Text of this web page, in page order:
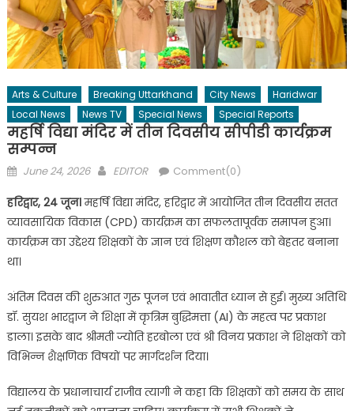
Arts & Culture Breaking Uttarkhand City News
Haridwar
Local News
News TV Special News Special Reports
महर्षि विद्या मंदिर में तीन दिवसीय सीपीडी कार्यक्रम
सम्पन्न
Posted
June 24, 2026 Author
EDITOR Comment(0)
हरिद्वार, 24 जून।महर्षि विद्या मंदिर, हरिद्वार में आयोजित तीन दिवसीय सतत
व्यावसायिक विकास (CPD) कार्यक्रम का सफलतापूर्वक समापन हुआ।
कार्यक्रम का उद्देश्य शिक्षकों के ज्ञान एवं शिक्षण कौशल को बेहतर बनाना
था।
अंतिम दिवस की शुरुआत गुरु पूजन एवं भावातीत ध्यान से हुई। मुख्य अतिथि
डॉ. सुयश भारद्वाज ने शिक्षा में कृत्रिम बुद्धिमत्ता (AI) के महत्व पर प्रकाश
डाला। इसके बाद श्रीमती ज्योति हरबोला एवं श्री विनय प्रकाश ने शिक्षकों को
विभिन्न शैक्षणिक विषयों पर मार्गदर्शन दिया।
विद्यालय के प्रधानाचार्य राजीव त्यागी ने कहा कि शिक्षकों को समय के साथ